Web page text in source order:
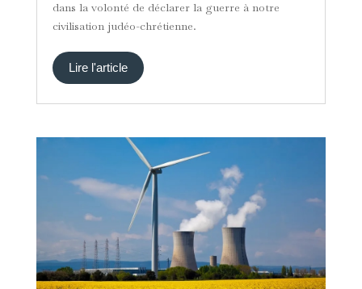
dans la volonté de déclarer la guerre à notre
civilisation judéo-chrétienne.
Lire l'article